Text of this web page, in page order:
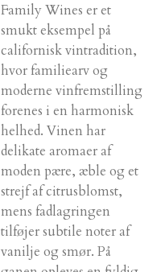
Family Wines er et
smukt eksempel på
californisk vintradition,
hvor familiearv og
moderne vinfremstilling
forenes i en harmonisk
helhed. Vinen har
delikate aromaer af
moden pære, æble og et
strejf af citrusblomst,
mens fadlagringen
tilføjer subtile noter af
vanilje og smør. På